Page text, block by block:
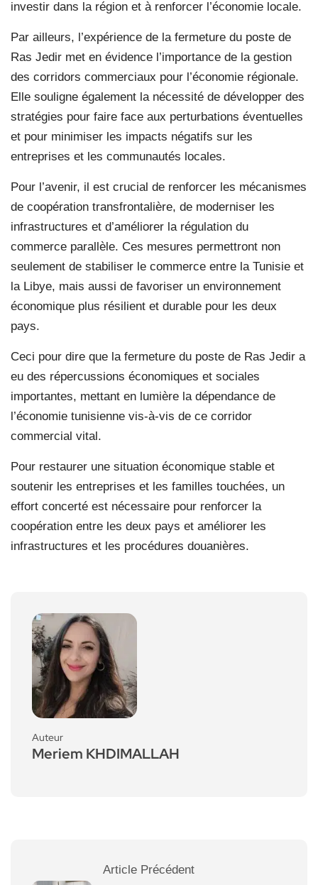
investir dans la région et à renforcer l’économie locale.
Par ailleurs, l’expérience de la fermeture du poste de
Ras Jedir met en évidence l’importance de la gestion
des corridors commerciaux pour l’économie régionale.
Elle souligne également la nécessité de développer des
stratégies pour faire face aux perturbations éventuelles
et pour minimiser les impacts négatifs sur les
entreprises et les communautés locales.
Pour l’avenir, il est crucial de renforcer les mécanismes
de coopération transfrontalière, de moderniser les
infrastructures et d’améliorer la régulation du
commerce parallèle. Ces mesures permettront non
seulement de stabiliser le commerce entre la Tunisie et
la Libye, mais aussi de favoriser un environnement
économique plus résilient et durable pour les deux
pays.
Ceci pour dire que la fermeture du poste de Ras Jedir a
eu des répercussions économiques et sociales
importantes, mettant en lumière la dépendance de
l’économie tunisienne vis-à-vis de ce corridor
commercial vital.
Pour restaurer une situation économique stable et
soutenir les entreprises et les familles touchées, un
effort concerté est nécessaire pour renforcer la
coopération entre les deux pays et améliorer les
infrastructures et les procédures douanières.
Auteur
Meriem KHDIMALLAH
Article Précédent